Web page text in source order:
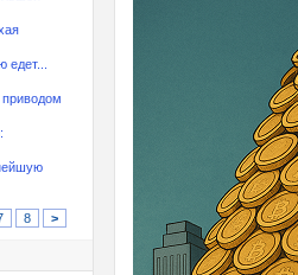
8 >